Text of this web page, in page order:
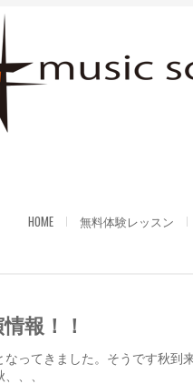
HOME 無料体験レッスン
報！！
なってきました。そうです秋
、、